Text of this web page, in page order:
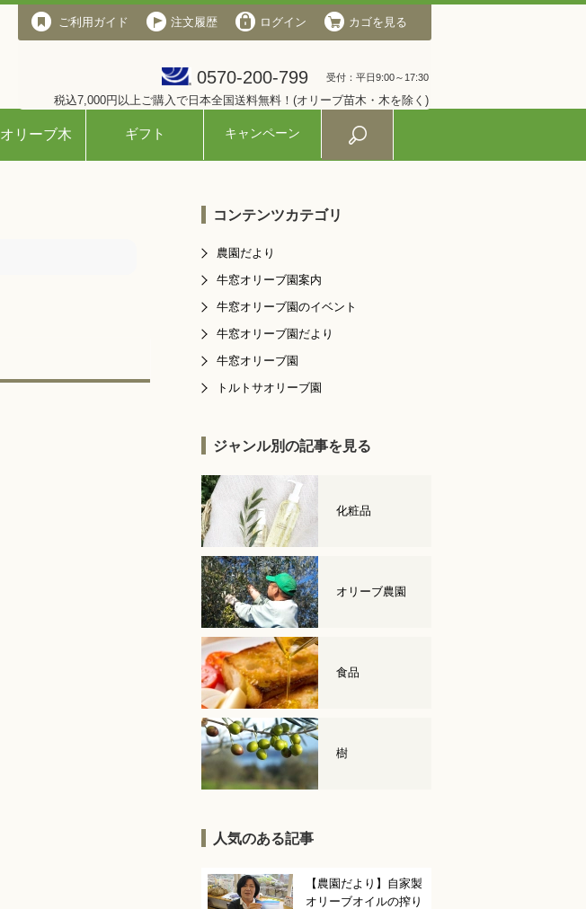
ご利用ガイド 注文履歴 ログイン カゴを見る
0570-200-799 受付：平日9:00～17:30
税込7,000円以上ご購入で日本全国送料無料！(オリーブ苗木・木を除く)
オリーブ木 ギフト キャンペーン
ご利用ガイド 会社概要 ログイン カゴを見る
0570-200-799 受付：平日9:00～17:30
コンテンツカテゴリ
農園だより
牛窓オリーブ園案内
牛窓オリーブ園のイベント
牛窓オリーブ園だより
牛窓オリーブ園
トルトサオリーブ園
ジャンル別の記事を見る
化粧品
オリーブ農園
食品
樹
人気のある記事
【農園だより】自家製
オリーブオイルの搾り